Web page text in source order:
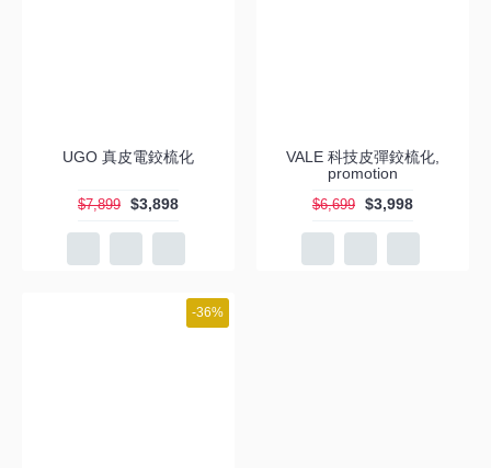
UGO 真皮電鉸梳化
$7,899 $3,898
VALE 科技皮彈鉸梳化,
promotion
$6,699 $3,998
-36%